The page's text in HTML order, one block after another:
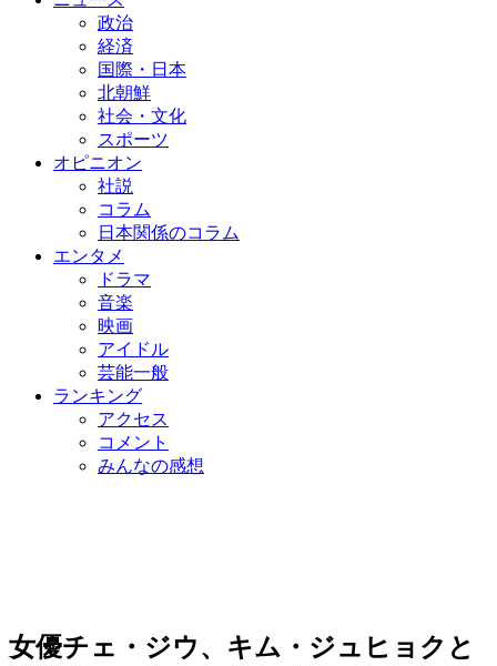
政治
経済
国際・日本
北朝鮮
社会・文化
スポーツ
オピニオン
社説
コラム
日本関係のコラム
エンタメ
ドラマ
音楽
映画
アイドル
芸能一般
ランキング
アクセス
コメント
みんなの感想
女優チェ・ジウ、キム・ジュヒョクと